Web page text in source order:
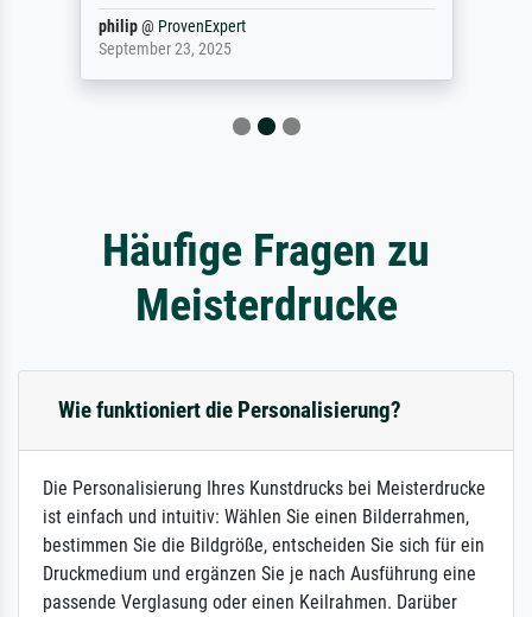
philip@ ProvenExpert
September 23, 2025
Häufige Fragen zu
Meisterdrucke
Wie funktioniert die Personalisierung?
Die Personalisierung Ihres Kunstdrucks bei Meisterdrucke
ist einfach und intuitiv: Wählen Sie einen Bilderrahmen,
bestimmen Sie die Bildgröße, entscheiden Sie sich für ein
Druckmedium und ergänzen Sie je nach Ausführung eine
passende Verglasung oder einen Keilrahmen. Darüber